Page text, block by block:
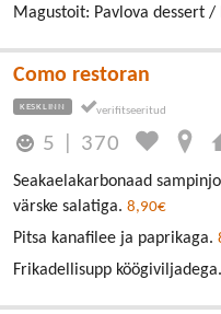
Magustoit: Pavlova dessert /
Como restoran
KESKLINN
5 370
Seakaelakarbonaad
värske salatiga. 8,90€
Pitsa kanafilee ja paprikaga.
Frikadellisupp köögiviljadega.